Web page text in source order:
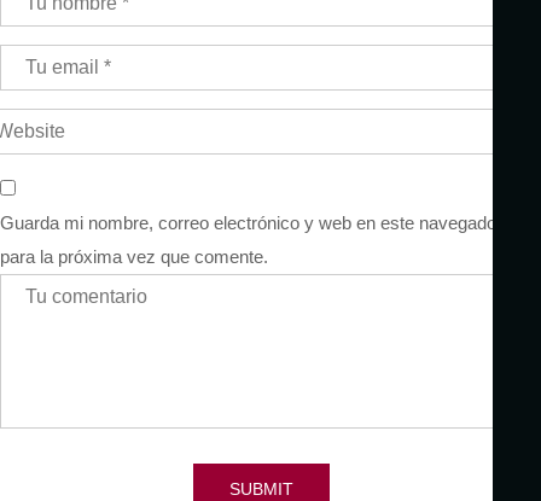
Guarda mi nombre, correo electrónico y web en este navegador
para la próxima vez que comente.
SUBMIT